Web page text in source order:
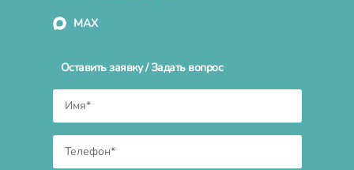
MAX
Оставить заявку / Задать вопрос